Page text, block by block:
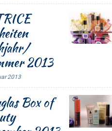
2013
2013
Box of